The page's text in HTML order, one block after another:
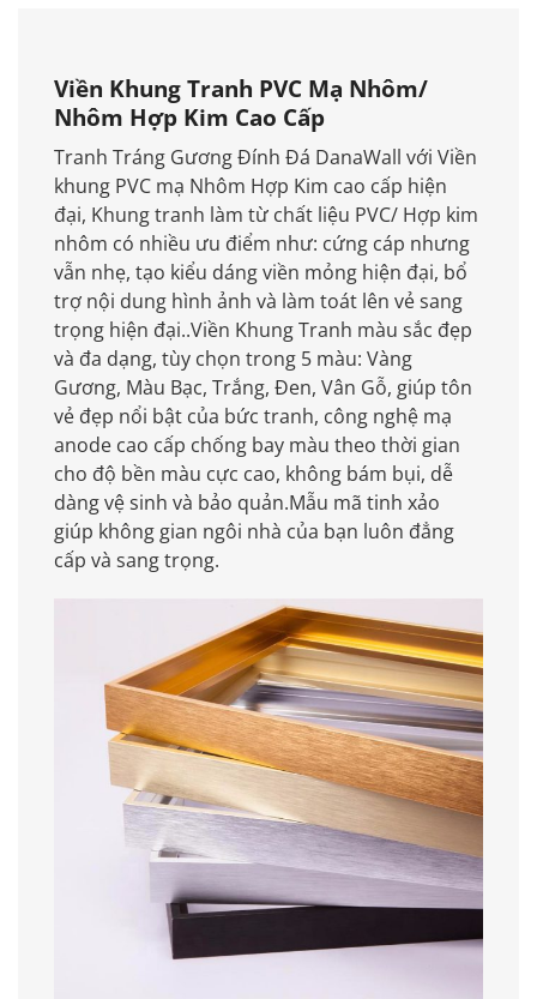
Viền Khung Tranh PVC Mạ Nhôm/
Nhôm Hợp Kim Cao Cấp
Tranh Tráng Gương Đính Đá DanaWall với Viền
khung PVC mạ Nhôm Hợp Kim cao cấp hiện
đại, Khung tranh làm từ chất liệu PVC/ Hợp kim
nhôm có nhiều ưu điểm như: cứng cáp nhưng
vẫn nhẹ, tạo kiểu dáng viền mỏng hiện đại, bổ
trợ nội dung hình ảnh và làm toát lên vẻ sang
trọng hiện đại..Viền Khung Tranh màu sắc đẹp
và đa dạng, tùy chọn trong 5 màu: Vàng
Gương, Màu Bạc, Trắng, Đen, Vân Gỗ, giúp tôn
vẻ đẹp nổi bật của bức tranh, công nghệ mạ
anode cao cấp chống bay màu theo thời gian
cho độ bền màu cực cao, không bám bụi, dễ
dàng vệ sinh và bảo quản.Mẫu mã tinh xảo
giúp không gian ngôi nhà của bạn luôn đẳng
cấp và sang trọng.